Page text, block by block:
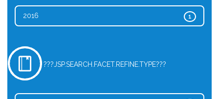
1
2016
???JSP.SEARCH.FACET.REFINE.TYPE???